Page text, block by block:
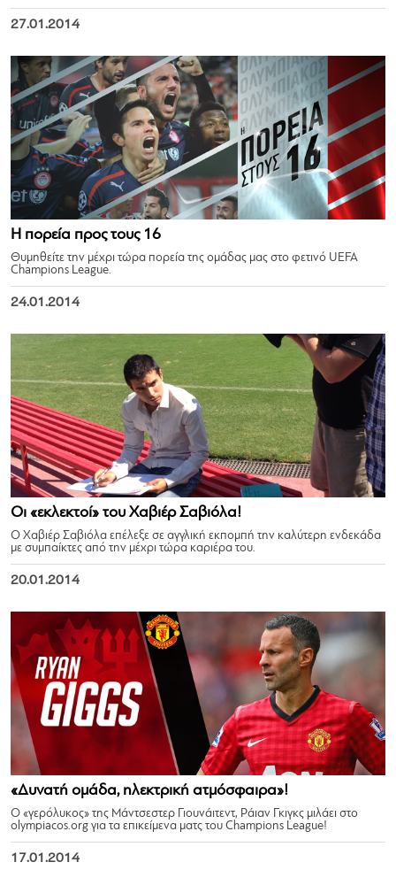
27.01.2014
Η πορεία προς τους 16
Θυμηθείτε την μέχρι τώρα πορεία της ομάδας μας στο φετινό UEFA
Champions League.
24.01.2014
Οι «εκλεκτοί» του Χαβιέρ Σαβιόλα!
Ο Χαβιέρ Σαβιόλα επέλεξε σε αγγλική εκπομπή την καλύτερη ενδεκάδα
με συμπαίκτες από την μέχρι τώρα καριέρα του.
20.01.2014
«Δυνατή ομάδα, ηλεκτρική ατμόσφαιρα»!
Ο «γερόλυκος» της Μάντσεστερ Γιουνάιτεντ, Ράιαν Γκιγκς μιλάει στο
olympiacos.org για τα επικείμενα ματς του Champions League!
17.01.2014